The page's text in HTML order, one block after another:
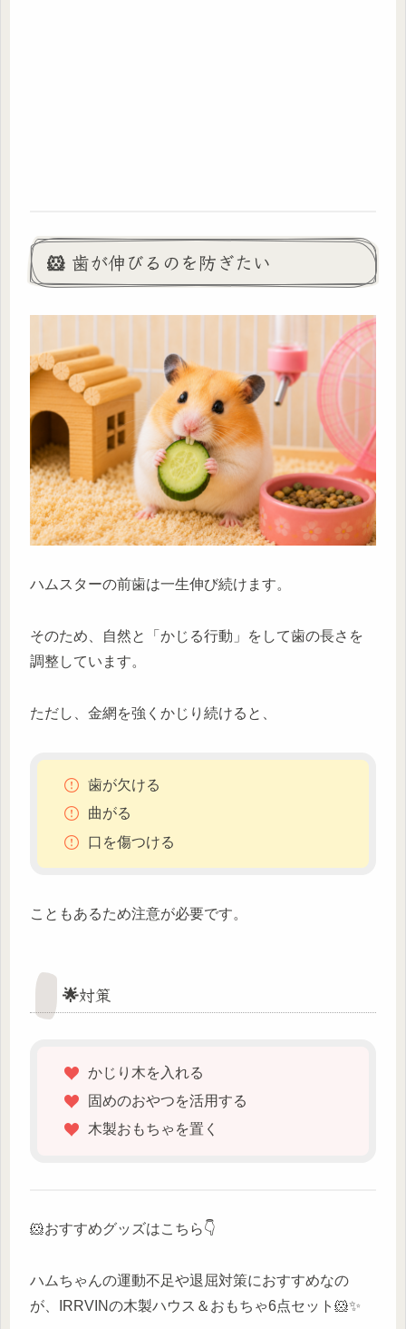
🐹 歯が伸びるのを防ぎたい
ハムスターの前歯は一生伸び続けます。
そのため、自然と「かじる行動」をして歯の長さを
調整しています。
ただし、金網を強くかじり続けると、
歯が欠ける
曲がる
口を傷つける
こともあるため注意が必要です。
🌟対策
かじり木を入れる
固めのおやつを活用する
木製おもちゃを置く
🐹おすすめグッズはこちら👇
ハムちゃんの運動不足や退屈対策におすすめなの
が、IRRVINの木製ハウス＆おもちゃ6点セット🐹✨